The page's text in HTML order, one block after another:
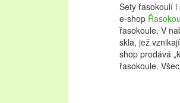
Sety řasokoulí
e-shop
řasokoule. V
skla, jež
shop prodává
řasokoule.